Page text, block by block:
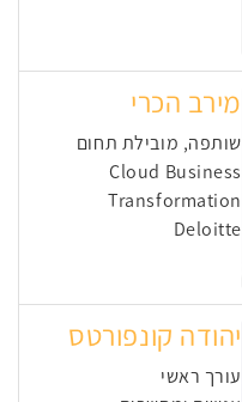
מירב הכרי
שותפה, מובילת תחום
Cloud Business
Transformation
Deloitte
יהודה קונפורטס
עורך ראשי